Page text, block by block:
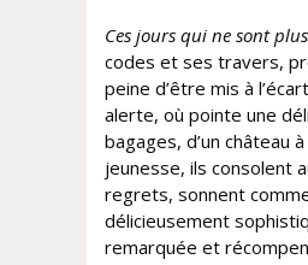
Ces jours qui ne sont plus
codes et ses travers,
peine d’être mis à
alerte, où pointe une
bagages, d’un château
jeunesse, ils consolent
regrets, sonnent
délicieusement
remarquée et